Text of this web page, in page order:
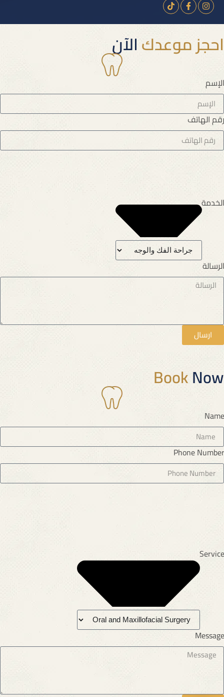
احجز موعدكالآن
الإسم
رقم الهاتف
الخدمة
الرسالة
ارسال
BookNow
Name
Phone Number
Service
Message